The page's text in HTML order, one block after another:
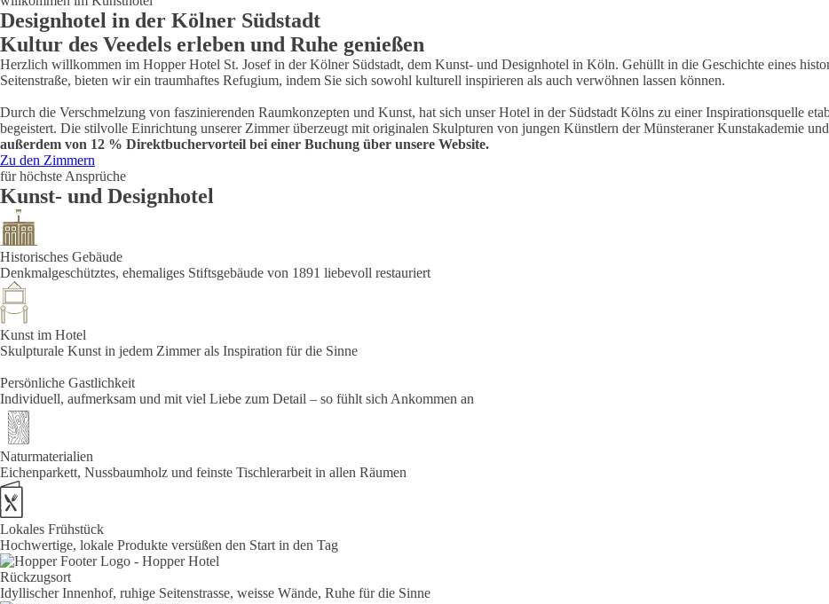
Designhotel in der Kölner Südstadt
Kultur des Veedels erleben und Ruhe genießen
Herzlich willkommen im Hopper Hotel St. Josef in der Kölner Südstadt, dem Kunst- und Designhotel in Köln. Gehüllt in die Geschichte eines
Seitenstraße, bieten wir ein traumhaftes Refugium, indem Sie sich sowohl kulturell inspirieren als auch verwöhnen lassen können.
Durch die Verschmelzung von faszinierenden Raumkonzepten und Kunst, hat sich unser Hotel in der Südstadt Kölns zu einer Inspirationsquelle
begeistert. Die stilvolle Einrichtung unserer Zimmer überzeugt mit originalen Skulpturen von jungen Künstlern der Münsteraner Kunstakademie
außerdem von 12 % Direktbuchervorteil bei einer Buchung über unsere Website.
Zu den Zimmern
für höchste Ansprüche
Kunst- und Designhotel
Historisches Gebäude
Denkmalgeschütztes, ehemaliges Stiftsgebäude von 1891 liebevoll restauriert
Kunst im Hotel
Skulpturale Kunst in jedem Zimmer als Inspiration für die Sinne
Persönliche Gastlichkeit
Individuell, aufmerksam und mit viel Liebe zum Detail – so fühlt sich Ankommen an
Naturmaterialien
Eichenparkett, Nussbaumholz und feinste Tischlerarbeit in allen Räumen
Lokales Frühstück
Hochwertige, lokale Produkte versüßen den Start in den Tag
Rückzugsort
Idyllischer Innenhof, ruhige Seitenstrasse, weisse Wände, Ruhe für die Sinne